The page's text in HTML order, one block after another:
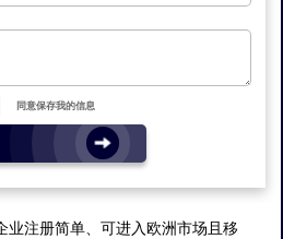
同意保存我的信息
业注册简单、可进入欧洲市场且移